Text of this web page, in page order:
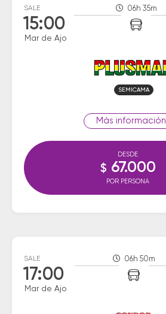
SALE
15:00
Mar de Ajo
06h 35m
SEMICAMA
información
DESDE
$ 67.000
POR PERSONA
SALE
17:00
Mar de Ajo
06h 50m